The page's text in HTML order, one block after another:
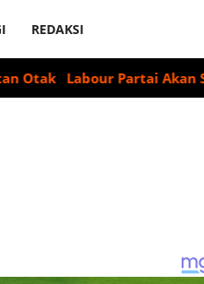
REDAKSI
Labour Partai Akan